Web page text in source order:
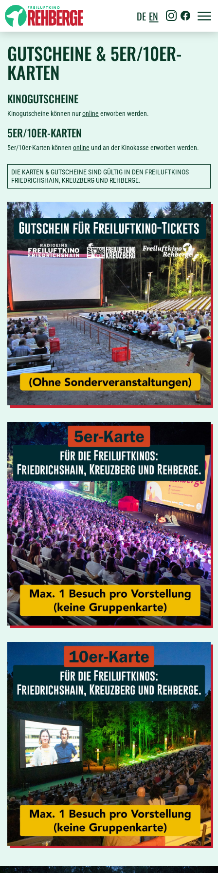
DE EN
GUTSCHEINE & 5ER/10ER-
KARTEN
KINOGUTSCHEINE
Kinogutscheine können nuronline erworben werden.
5ER/10ER-KARTEN
5er/10er-Karten können online und an der Kinokasse erworben werden.
DIE KARTEN & GUTSCHEINE SIND GÜLTIG IN DEN FREILUFTKINOS
FRIEDRICHSHAIN, KREUZBERG UND REHBERGE.